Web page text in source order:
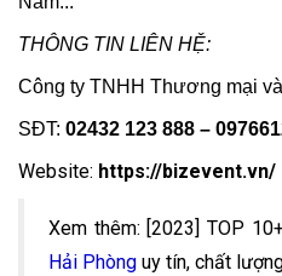
THÔNG TIN LIÊN HỆ:
Công ty TNHH Thương mại
SĐT: 02432 123 888 –
Website: https://bizevent.vn/
Xem thêm: [2023] TOP
Hải Phòng uy tín, chất